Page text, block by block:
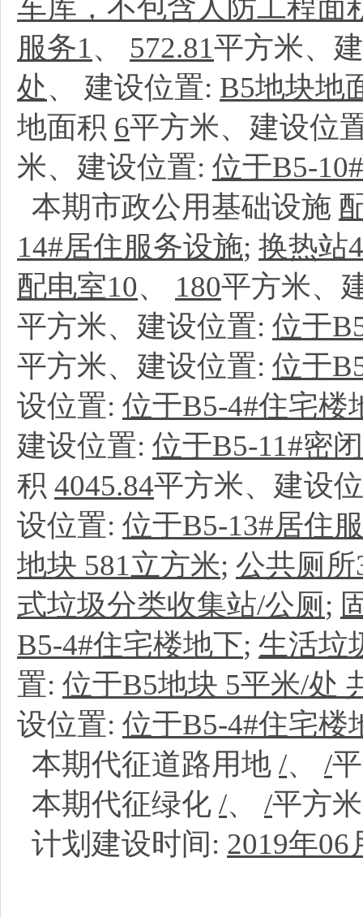
车库，不包含人防工程面
服务1、 572.81平方米、
处、 建设位置: B5地块地
地面积 6平方米、建设位
米、建设位置: 位于B5-
本期市政公用基础设施
14#居住服务设施; 换热站4
配电室10、 180平方米、
平方米、建设位置: 位于
平方米、建设位置: 位于
设位置: 位于B5-4#住宅楼
建设位置: 位于B5-11#密
积 4045.84平方米、建设
设位置: 位于B5-13#居住
地块 581立方米; 公共厕所
式垃圾分类收集站/公厕;
B5-4#住宅楼地下; 生活垃
置: 位于B5地块 5平米/处
设位置: 位于B5-4#住宅楼
本期代征道路用地 /、 /
本期代征绿化 /、 /平方
计划建设时间: 2019年06